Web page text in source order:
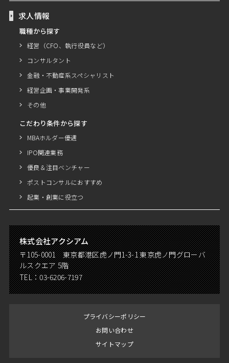
求人情報
職種から探す
経営（CFO、執行役員など）
コンサルタント
金融・不動産系スペシャリスト
経営企画・事業開発系
その他
こだわり条件から探す
MBAホルダー優遇
IPO関連業務
優良＆注目ベンチャー
ポストコンサルにおすすめ
起業・創業に役立つ
株式会社アクシアム
〒105-0001 東京都港区虎ノ門1-3-1 東京虎ノ門グローバ
ルスクエア 5階
TEL：03-6206-7197
プライバシーポリシー
お問い合わせ
サイトマップ